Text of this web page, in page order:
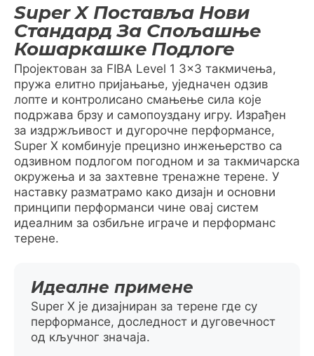
Super X Поставља Нови
Стандард За Спољашње
Кошаркашке Подлоге
Пројектован за FIBA Level 1 3×3 такмичења,
пружа елитно пријањање, уједначен одзив
лопте и контролисано смањење сила које
подржава брзу и самопоуздану игру. Израђен
за издржљивост и дугорочне перформансе,
Super X комбинује прецизно инжењерство са
одзивном подлогом погодном и за такмичарска
окружења и за захтевне тренажне терене. У
наставку разматрамо како дизајн и основни
принципи перформанси чине овај систем
идеалним за озбиљне играче и перформанс
терене.
Идеалне примене
Super X је дизајниран за терене где су
перформансе, доследност и дуговечност
од кључног значаја.